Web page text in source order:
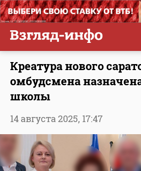
Креатура нового
омбудсмена
школы
14 августа 2025, 17:47